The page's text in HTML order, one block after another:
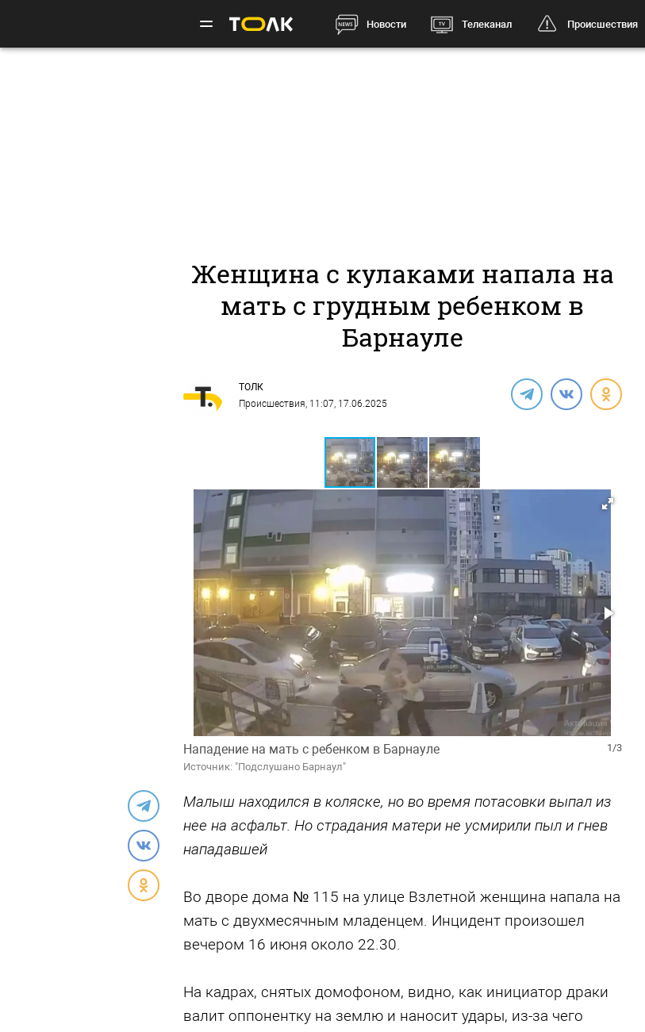
Новости Телеканал Происшествия
Женщина с кулаками напала на
мать с грудным ребенком в
Барнауле
ТОЛК
Происшествия, 11:07, 17.06.2025
1/3
Нападение на мать с ребенком в Барнауле
Источник: "Подслушано Барнаул"
Малыш находился в коляске, но во время потасовки выпал из
нее на асфальт. Но страдания матери не усмирили пыл и гнев
нападавшей
Во дворе дома № 115 на улице Взлетной женщина напала на
мать с двухмесячным младенцем. Инцидент произошел
вечером 16 июня около 22.30.
На кадрах, снятых домофоном, видно, как инициатор драки
валит оппонентку на землю и наносит удары, из-за чего